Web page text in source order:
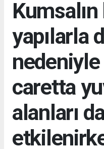
Kumsalın
yapılarla
caretta
alanları